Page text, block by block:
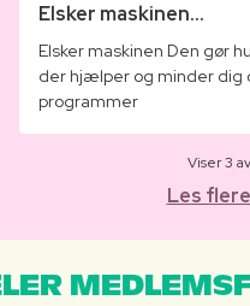
Elsker maskinen...
Elsker maskinen Den gør
der hjælper og minder dig
programmer
Viser 3
Les